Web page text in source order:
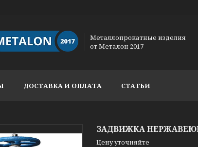
Металлопрокатные изделия
от Металон 2017
ДОСТАВКА И ОПЛАТА СТАТЬИ
ЗАДВИЖКА
Цену уточняйте